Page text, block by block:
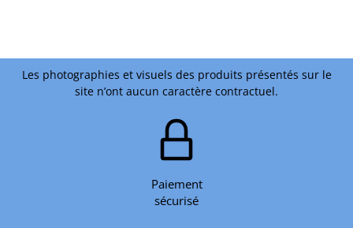
Les photographies et visuels des produits présentés sur le
site n’ont aucun caractère contractuel.
Paiement
sécurisé